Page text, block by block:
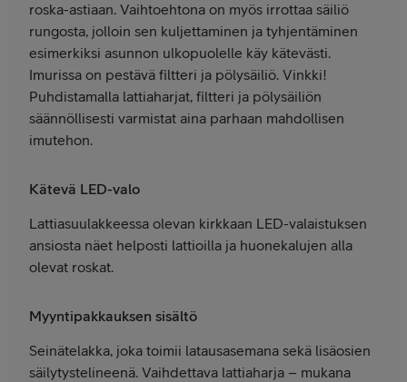
roska-astiaan. Vaihtoehtona on myös irrottaa säiliö
rungosta, jolloin sen kuljettaminen ja tyhjentäminen
esimerkiksi asunnon ulkopuolelle käy kätevästi.
Imurissa on pestävä filtteri ja pölysäiliö. Vinkki!
Puhdistamalla lattiaharjat, filtteri ja pölysäiliön
säännöllisesti varmistat aina parhaan mahdollisen
imutehon.
Kätevä LED-valo
Lattiasuulakkeessa olevan kirkkaan LED-valaistuksen
ansiosta näet helposti lattioilla ja huonekalujen alla
olevat roskat.
Myyntipakkauksen sisältö
Seinätelakka, joka toimii latausasemana sekä lisäosien
säilytystelineenä. Vaihdettava lattiaharja – mukana